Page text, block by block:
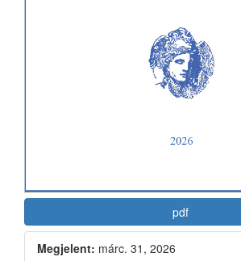
pdf
Megjelent: márc. 31, 2026